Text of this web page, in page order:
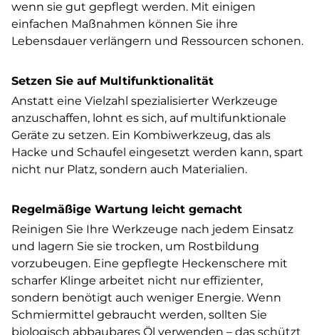
wenn sie gut gepflegt werden. Mit einigen
einfachen Maßnahmen können Sie ihre
Lebensdauer verlängern und Ressourcen schonen.
Setzen Sie auf Multifunktionalität
Anstatt eine Vielzahl spezialisierter Werkzeuge
anzuschaffen, lohnt es sich, auf multifunktionale
Geräte zu setzen. Ein Kombiwerkzeug, das als
Hacke und Schaufel eingesetzt werden kann, spart
nicht nur Platz, sondern auch Materialien.
Regelmäßige Wartung leicht gemacht
Reinigen Sie Ihre Werkzeuge nach jedem Einsatz
und lagern Sie sie trocken, um Rostbildung
vorzubeugen. Eine gepflegte Heckenschere mit
scharfer Klinge arbeitet nicht nur effizienter,
sondern benötigt auch weniger Energie. Wenn
Schmiermittel gebraucht werden, sollten Sie
biologisch abbaubares Öl verwenden – das schützt